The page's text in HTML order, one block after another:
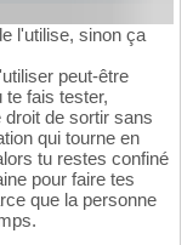
l'utilise, sinon ça
peut-être
te fais tester,
de sortir sans
qui tourne en
tu restes confiné
pour faire tes
que la personne